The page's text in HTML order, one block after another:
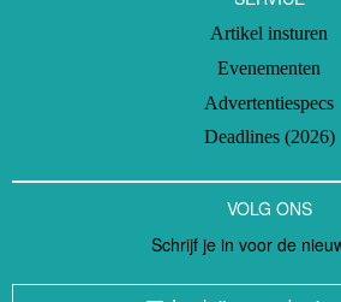
Artikel insturen
Evenementen
Advertentiespecs
Deadlines (2026)
VOLG ONS
Schrijf je in voor de